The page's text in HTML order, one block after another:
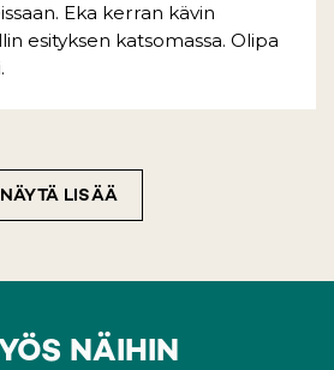
Eka kerran kävin
esityksen katsomassa. Olipa
NÄYTÄ LISÄÄ
NÄIHIN